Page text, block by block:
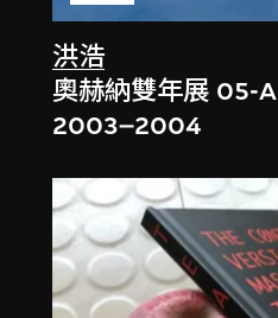
洪浩
奧赫納雙年展 05-A
2003–2004